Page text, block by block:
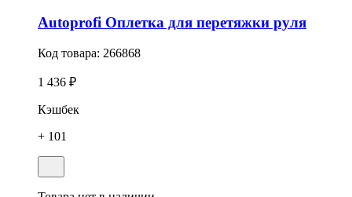
Autoprofi Оплетка для перетяжки руля
Код товара: 266868
1 436 ₽
Кэшбек
+ 101